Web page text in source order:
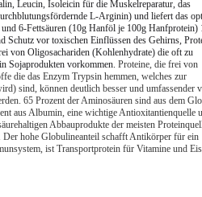
Leucin, Isoleicin für die Muskelreparatur, das
L-Arginin) und liefert das
6-Fettsäuren (10g Hanföl je 100g Hanfprotein)
Schutz vor toxischen Einflüssen des Gehirns,
von Oligosachariden (Kohlenhydrate) die oft zu
Sojaprodukten vorkommen. Proteine, die frei von
die das Enzym Trypsin hemmen, welches zur
sind, können deutlich besser und umfassender
65 Prozent der Aminosäuren sind aus dem
aus Albumin, eine wichtige Antioxitantienquelle
Abbauprodukte der meisten
Der hohe Globulineanteil schafft Antikörper für ein
ist Transportprotein für Vitamine und